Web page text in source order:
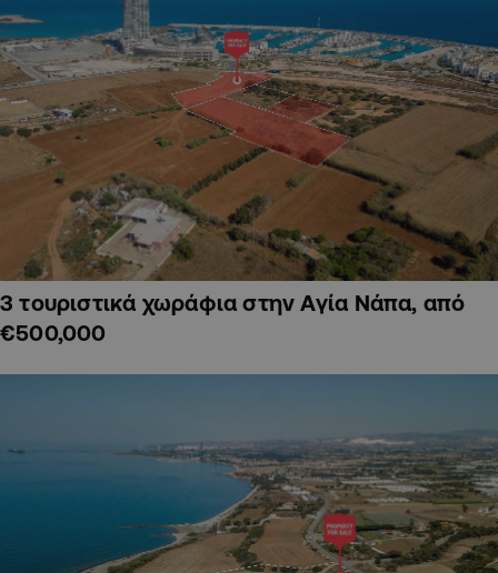
3 τουριστικά χωράφια στην Αγία Νάπα, από
€500,000